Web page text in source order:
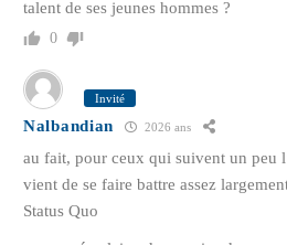
talent de ses jeunes hommes ?
0
Invité
Nalbandian 2026 ans
au fait, pour ceux qui suivent un peu
vient de se faire battre assez
Status Quo